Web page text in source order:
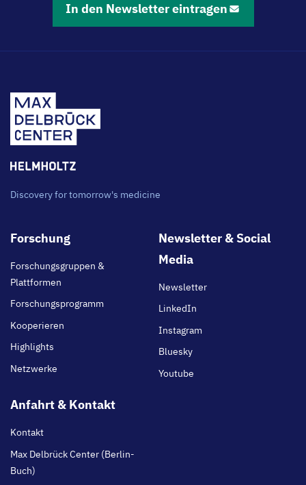
In den Newsletter eintragen
Discovery for tomorrow's medicine
Footer
Forschung
Forschungsgruppen &
Plattformen
Forschungsprogramm
Kooperieren
Highlights
Netzwerke
Newsletter & Social
Media
Newsletter
LinkedIn
Instagram
Bluesky
Youtube
Anfahrt & Kontakt
Kontakt
Max Delbrück Center (Berlin-
Buch)